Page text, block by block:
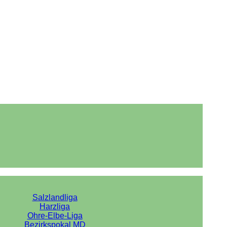
Salzlandliga
Harzliga
Ohre-Elbe-Liga
Bezirkspokal MD